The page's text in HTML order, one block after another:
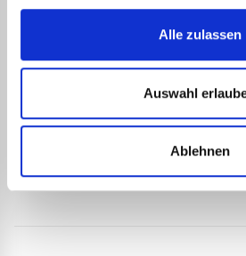
Alle zulassen
Auswahl
Ablehnen
Bestellungen
Arbeitsstunden
Transaktionen
werden durch
Sicherheitsprotokolle
geschützt.